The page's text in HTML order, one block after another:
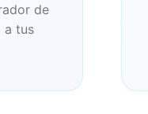
de
a tus